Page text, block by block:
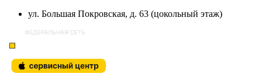
ул. Большая Покровская, д. 63 (цокольный этаж)